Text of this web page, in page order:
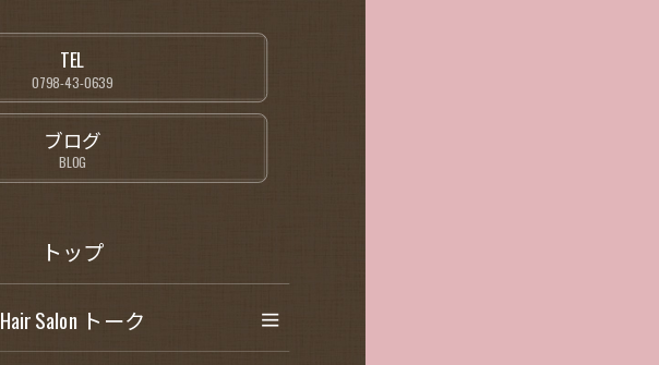
TEL
0798-43-0639
ブログ
BLOG
トップ
Hair Salon トーク